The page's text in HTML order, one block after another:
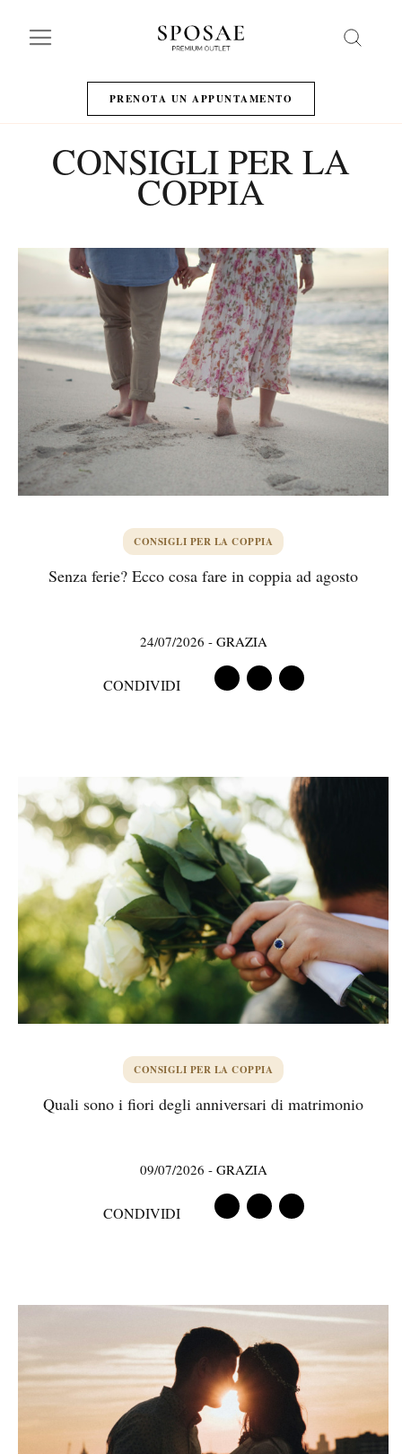
PRENOTA UN APPUNTAMENTO
CONSIGLI PER LA
COPPIA
CONSIGLI PER LA COPPIA
Senza ferie? Ecco cosa fare in coppia ad agosto
24/07/2026 - GRAZIA
CONDIVIDI
CONSIGLI PER LA COPPIA
Quali sono i fiori degli anniversari di matrimonio
09/07/2026 - GRAZIA
CONDIVIDI